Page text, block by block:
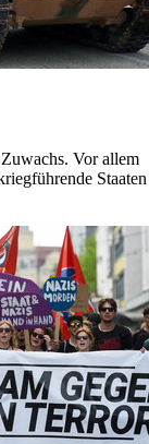
Vor allem
Staaten